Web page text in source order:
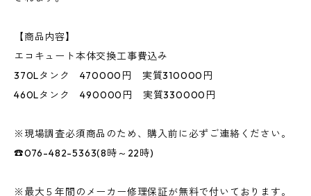
【商品内容】
エコキュート本体交換工事費込み
370Lタンク 470000円 実質310000円
460Lタンク 490000円 実質330000円
※現場調査必須商品のため、購入前に必ずご連絡ください。
☎076-482-5363(8時～22時)
※最大５年間のメーカー修理保証が無料で付いております。